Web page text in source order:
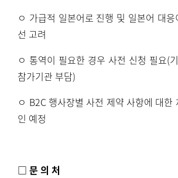
ㅇ 가급적 일본어로 진행 및 일본어 대
선 고려
ㅇ 통역이 필요한 경우 사전 신청 필요(
참가기관 부담)
ㅇ B2C행사장별 사전 제약 사항에 대한
인 예정
□ 문 의 처